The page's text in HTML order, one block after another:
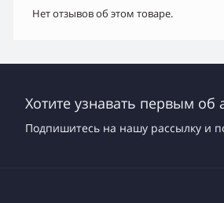
Нет отзывов об этом товаре.
Хотите узнавать первым об
Подпишитесь на нашу рассылку и